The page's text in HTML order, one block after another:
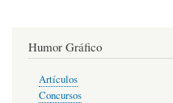
Humor Gráfico
Artículos
Concursos